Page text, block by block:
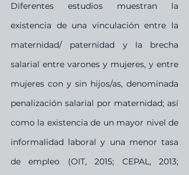
Diferentes estudios muestran la
existencia de una vinculación entre la
maternidad/ paternidad y la brecha
salarial entre varones y mujeres, y entre
mujeres con y sin hijos/as, denominada
penalización salarial por maternidad; así
como la existencia de un mayor nivel de
informalidad laboral y una menor tasa
de empleo (OIT, 2015; CEPAL, 2013;